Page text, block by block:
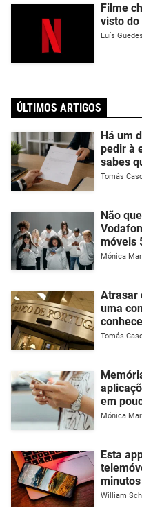
Filme
visto
Luís Guedes
ÚLTIMOS ARTIGOS
Há um
pedir à
sabes
Tomás
Não
móveis
Mónica
Atrasar
uma
Tomás
em
Mónica
Esta
minutos
William